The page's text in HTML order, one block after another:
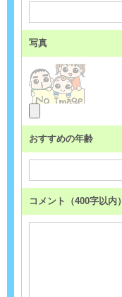
写真
おすすめの年齢
コメント（400字以内）